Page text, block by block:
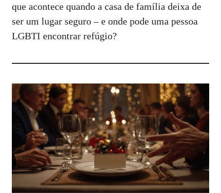
que acontece quando a casa de família deixa de
ser um lugar seguro – e onde pode uma pessoa
LGBTI encontrar refúgio?